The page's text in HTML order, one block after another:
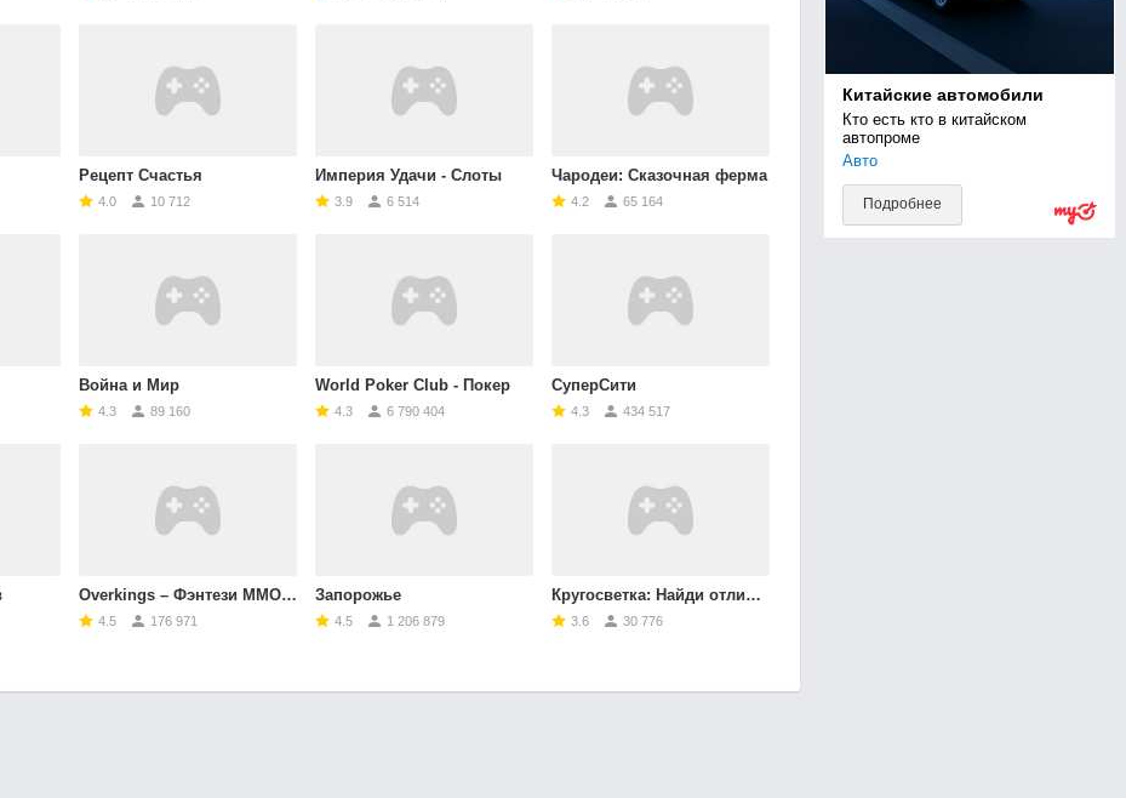
Рецепт Счастья
4.0 10 712
Империя Удачи - Слоты
3.9 6 514
Чародеи: Сказочная ферма
4.2 65 164
Война и Мир
4.3 89 160
World Poker Club - Покер
4.3 6 790 404
СуперСити
4.3 434 517
Overkings – Фэнтези MMORPG
4.5 176 971
Запорожье
4.5 1 206 879
Кругосветка: Найди отличия
3.6 30 776
Китайские автомобили
Кто есть кто в китайском
автопроме
Авто
Подробнее